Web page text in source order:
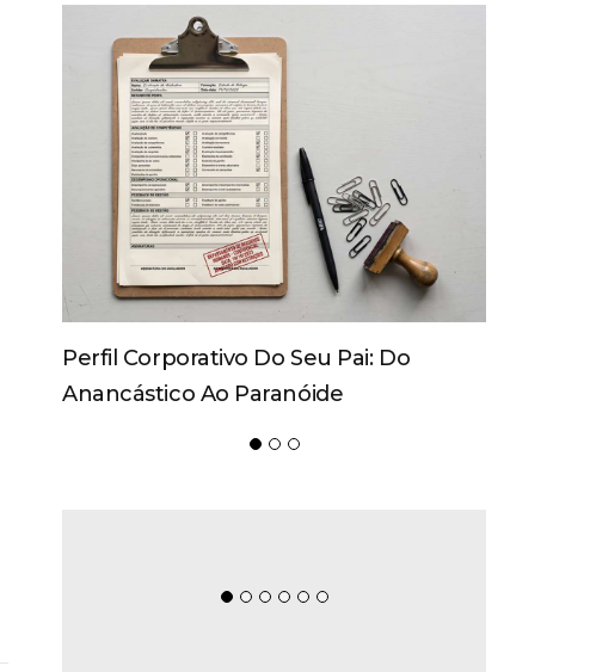
Perfil Corporativo Do Seu Pai: Do
Anancástico Ao Paranóide